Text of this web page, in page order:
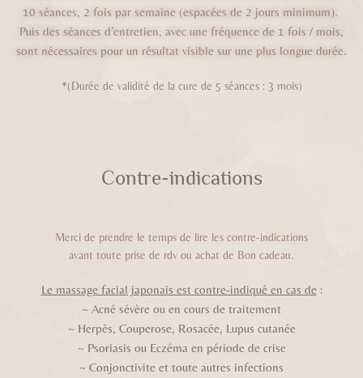
10 séances, 2 fois par semaine (espacées de 2 jours minimum).
Puis des séances d’entretien, avec une fréquence de 1 fois / mois,
sont nécessaires pour un résultat visible sur une plus longue durée.
*(Durée de validité de la cure de 5 séances : 3 mois)
Contre-indications
Merci de prendre le temps de lire les contre-indications
avant toute prise de rdv ou achat de Bon cadeau.
Le massage facial japonais est contre-indiqué en cas de:
~ Acné sévère ou en cours de traitement
~ Herpès, Couperose, Rosacée, Lupus cutanée
~ Psoriasis ou Eczéma en période de crise
~ Conjonctivite et toute autres infections